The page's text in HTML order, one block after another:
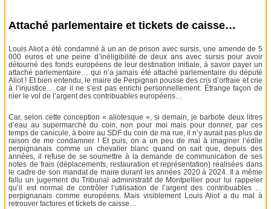
Attaché parlementaire et tickets de caisse…
Louis Aliot a été condamné à un an de prison avec sursis, une amende de 5
000 euros et une peine d’inéligibilité de deux ans avec sursis pour avoir
détourné des fonds européens de leur destination initiale, à savoir payer un
attaché parlementaire… qui n’a jamais été attaché parlementaire du député
Aliot ! Et bien entendu, le maire de Perpignan pousse des cris d’orfraie et crie
à l’injustice… car il ne s’est pas enrichi personnellement. Étrange façon de
nier le vol de l’argent des contribuables européens…
Car, selon cette conception « aliotesque », si demain, je barbote deux litres
d’eau au supermarché du coin, non pour moi mais pour donner, par ces
temps de canicule, à boire au SDF du coin de ma rue, il n’y aurait pas plus de
raison de me condamner ! Et puis, on a un peu de mal à imaginer l’édile
perpignanais comme un chevalier blanc quand on sait que, depuis des
années, il refuse de se soumettre à la demande de communication de ses
notes de frais (déplacements, restauration et représentation) réalisées dans
le cadre de son mandat de maire durant les années 2020 à 2024. Il a même
fallu un jugement du Tribunal administratif de Montpellier pour lui rappeler
qu’il est normal de contrôler l’utilisation de l’argent des contribuables …
perpignanais comme européens. Mais visiblement Louis Aliot a du mal à
retrouver factures et tickets de caisse…